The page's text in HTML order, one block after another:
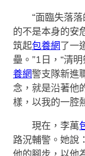
“面臨失落
的不是本身的安
筑起包養網了一
壘。”1日，“清
養網警支隊新進
念，就是沿著他
樣，以我的一腔
現在，李萬
路況輔警。她說